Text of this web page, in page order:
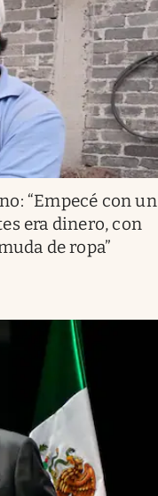
“Empecé con un
era dinero, con
de ropa”